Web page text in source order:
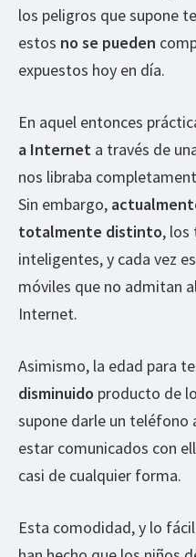
los peligros que supone
estos no se pueden
expuestos hoy en día.
En aquel entonces
a Internet a través de
nos libraba
Sin embargo,
totalmente distinto, los
inteligentes, y cada vez
móviles que no admitan
Internet.
Asimismo, la edad para
disminuido producto de
supone darle un teléfono
estar comunicados con
casi de cualquier forma.
Esta comodidad, y lo